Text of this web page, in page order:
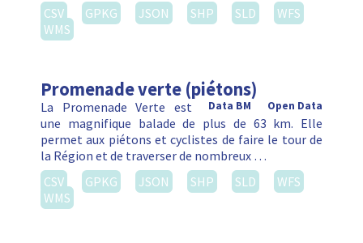
CSV
GPKG JSON SHP SLD
WFS
WMS
Promenade verte (piétons)
Open Data
Data BM
La Promenade Verte est
une magnifique balade de plus de 63 km. Elle
permet aux piétons et cyclistes de faire le tour de
la Région et de traverser de nombreux …
CSV
GPKG JSON SHP SLD
WFS
WMS